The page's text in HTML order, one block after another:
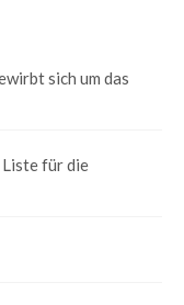
sich um das
für die